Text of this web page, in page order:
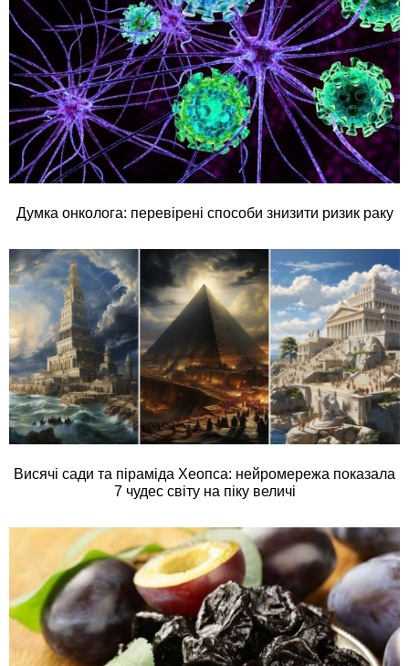
Думка онколога: перевірені способи знизити ризик раку
Висячі сади та піраміда Хеопса: нейромережа показала
7 чудес світу на піку величі